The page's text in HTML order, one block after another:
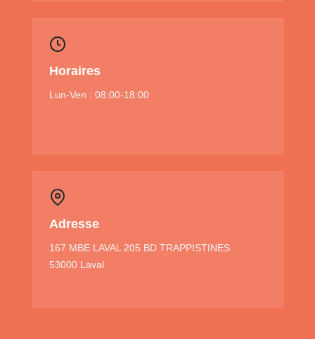
Horaires
Lun-Ven : 08:00-18:00
Adresse
167 MBE LAVAL 205 BD TRAPPISTINES
53000 Laval